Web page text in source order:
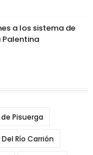
a los sistema de
Pisuerga
Río Carrión